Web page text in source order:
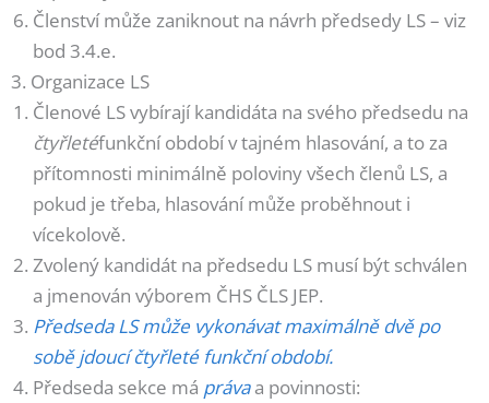
Členství může zaniknout na návrh předsedy LS – viz
bod 3.4.e.
3. Organizace LS
Členové LS vybírají kandidáta na svého předsedu na
čtyřletéfunkční období v tajném hlasování, a to za
přítomnosti minimálně poloviny všech členů LS, a
pokud je třeba, hlasování může proběhnout i
vícekolově.
Zvolený kandidát na předsedu LS musí být schválen
a jmenován výborem ČHS ČLS JEP.
Předseda LS může vykonávat maximálně dvě po
sobě jdoucí čtyřleté funkční období.
Předseda sekce má právaa povinnosti: